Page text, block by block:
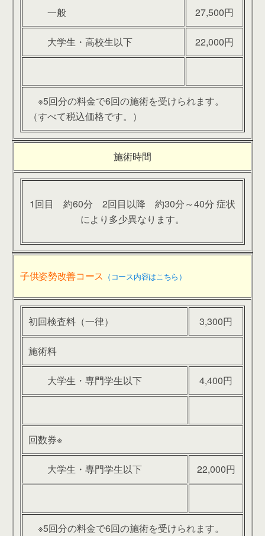
一般 27,500円
大学生・高校生以下 22,000円
※5回分の料金で6回の施術を受けられます。
（すべて税込価格です。）
施術時間
1回目 約60分 2回目以降 約30分～40分 症状
により多少異なります。
子供姿勢改善コース （コース内容はこちら）
初回検査料（一律） 3,300円
施術料
大学生・専門学生以下 4,400円
回数券※
大学生・専門学生以下 22,000円
※5回分の料金で6回の施術を受けられます。